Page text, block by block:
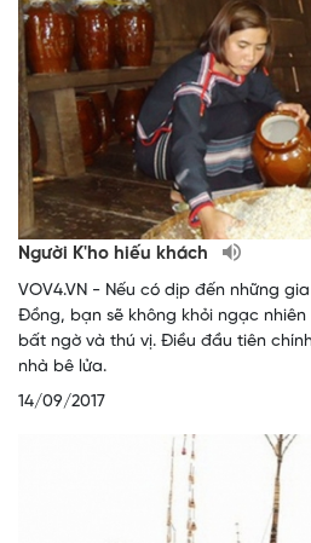
Người K'ho hiếu khách
VOV4.VN - Nếu có dịp đến những
Đồng, bạn sẽ không khỏi ngạc
bất ngờ và thú vị. Điều đầu tiên
nhà bê lửa.
14/09/2017